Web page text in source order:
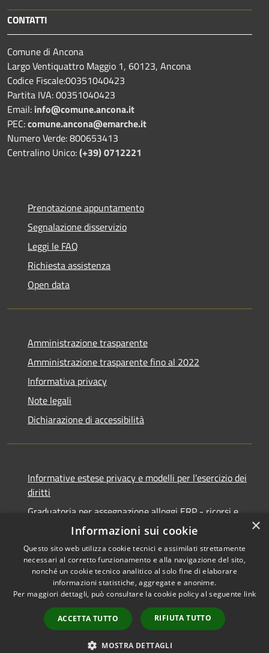
CONTATTI
Comune di Ancona
Largo Ventiquattro Maggio 1, 60123, Ancona
Codice Fiscale:00351040423
Partita IVA: 00351040423
Email: info@comune.ancona.it
PEC:comune.ancona@emarche.it
Numero Verde: 800653413
Centralino Unico:(+39) 0712221
Prenotazione appuntamento
Segnalazione disservizio
Leggi le FAQ
Richiesta assistenza
Open data
Amministrazione trasparente
Amministrazione trasparente fino al 2022
Informativa privacy
Note legali
Dichiarazione di accessibilità
Informative estese privacy e modelli per l'esercizio dei
diritti
Graduatoria per assegnazione alloggi ERP - ricorsi e
Accessibilità
Copyright © 2026 • Comune di
Ancona • Powered by
Municipium•
Accesso
redazione
×
Informazioni sui cookie
Questo sito web utilizza cookie tecnici e assimilati strettamente
necessari al corretto funzionamento e alla navigazione del sito,
nonché un cookie tecnico analitico al solo fine di elaborare
informazioni statistiche, aggregate e anonime.
Per maggiori dettagli, può consultare la cookie policy al seguente link
ACCETTA TUTTO RIFIUTA TUTTO
MOSTRA DETTAGLI